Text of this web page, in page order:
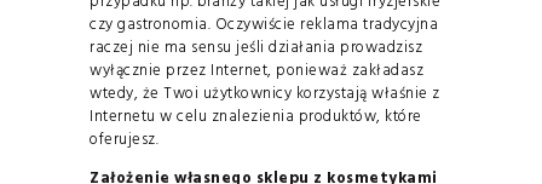
czy gastronomia. Oczywiście reklama tradycyjna
raczej nie ma sensu jeśli działania prowadzisz
wyłącznie przez Internet, ponieważ zakładasz
wtedy, że Twoi użytkownicy korzystają właśnie z
Internetu w celu znalezienia produktów, które
oferujesz.
Założenie własnego sklepu z kosmetykami